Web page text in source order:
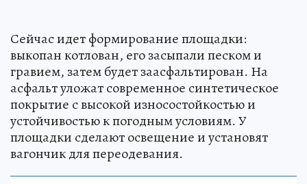
Сейчас идет формирование площадки:
выкопан котлован, его засыпали песком и
гравием, затем будет заасфальтирован. На
асфальт уложат современное синтетическое
покрытие с высокой износостойкостью и
устойчивостью к погодным условиям. У
площадки сделают освещение и установят
вагончик для переодевания.